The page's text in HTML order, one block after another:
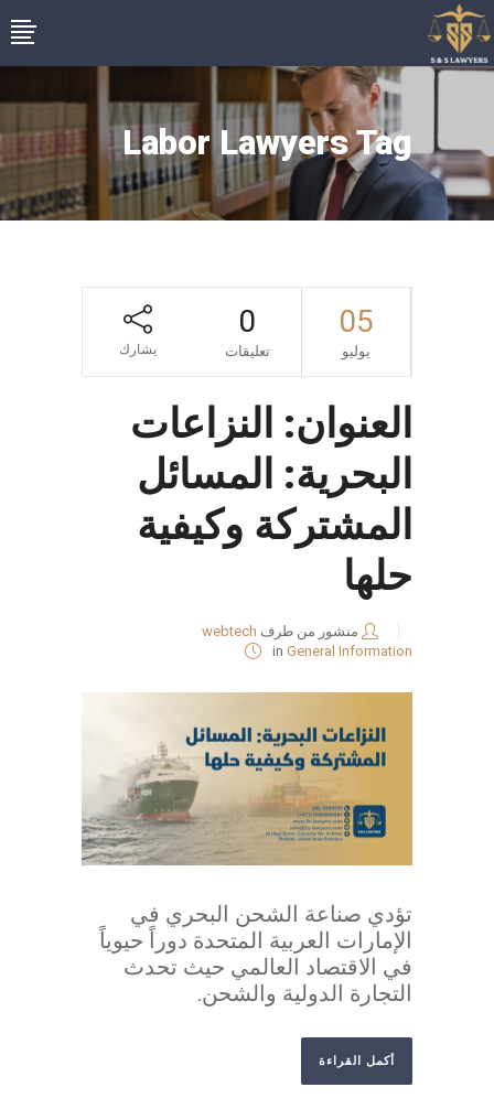
Labor Lawyers Tag
05
يوليو
0
تعليقات يشارك
العنوان: النزاعات
البحرية: المسائل
المشتركة وكيفية
حلها
منشور من طرف webtech
in General Information
تؤدي صناعة الشحن البحري في
الإمارات العربية المتحدة دوراً حيوياً
في الاقتصاد العالمي حيث تحدث
التجارة الدولية والشحن.
أكمل القراءة